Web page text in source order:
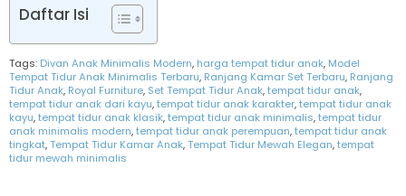
Daftar Isi
Tags: Divan Anak Minimalis Modern, harga tempat tidur anak, Model
Tempat Tidur Anak Minimalis Terbaru, Ranjang Kamar Set Terbaru, Ranjang
Tidur Anak, Royal Furniture, Set Tempat Tidur Anak,tempat tidur anak,
tempat tidur anak dari kayu,tempat tidur anak karakter,tempat tidur anak
kayu,tempat tidur anak klasik,tempat tidur anak minimalis,tempat tidur
anak minimalis modern,tempat tidur anak perempuan,tempat tidur anak
tingkat,Tempat Tidur Kamar Anak,Tempat Tidur Mewah Elegan,tempat
tidur mewah minimalis